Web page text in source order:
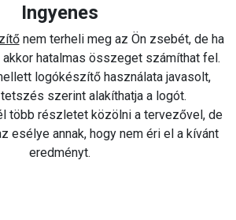
Ingyenes
nem terheli meg az Ön zsebét, de ha
hatalmas összeget számíthat fel.
logókészítő használata javasolt,
szerint alakíthatja a logót.
több részletet közölni a tervezővel, de
esélye annak, hogy nem éri el a kívánt
eredményt.